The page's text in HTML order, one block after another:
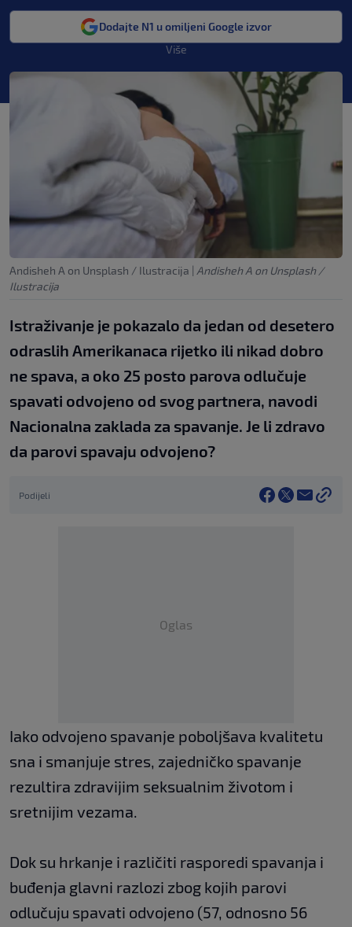
Dodajte N1 u omiljeni Google izvor
Više
Andisheh A on Unsplash / Ilustracija | Andisheh A on Unsplash /
Ilustracija
Istraživanje je pokazalo da jedan od desetero
odraslih Amerikanaca rijetko ili nikad dobro
ne spava, a oko 25 posto parova odlučuje
spavati odvojeno od svog partnera, navodi
Nacionalna zaklada za spavanje. Je li zdravo
da parovi spavaju odvojeno?
Podijeli
Oglas
Iako odvojeno spavanje poboljšava kvalitetu
sna i smanjuje stres, zajedničko spavanje
rezultira zdravijim seksualnim životom i
sretnijim vezama.
Dok su hrkanje i različiti rasporedi spavanja i
buđenja glavni razlozi zbog kojih parovi
odlučuju spavati odvojeno (57, odnosno 56